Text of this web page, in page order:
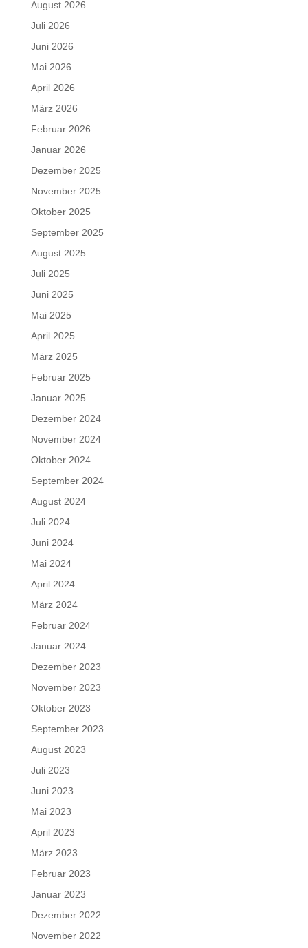
August 2026
Juli 2026
Juni 2026
Mai 2026
April 2026
März 2026
Februar 2026
Januar 2026
Dezember 2025
November 2025
Oktober 2025
September 2025
August 2025
Juli 2025
Juni 2025
Mai 2025
April 2025
März 2025
Februar 2025
Januar 2025
Dezember 2024
November 2024
Oktober 2024
September 2024
August 2024
Juli 2024
Juni 2024
Mai 2024
April 2024
März 2024
Februar 2024
Januar 2024
Dezember 2023
November 2023
Oktober 2023
September 2023
August 2023
Juli 2023
Juni 2023
Mai 2023
April 2023
März 2023
Februar 2023
Januar 2023
Dezember 2022
November 2022